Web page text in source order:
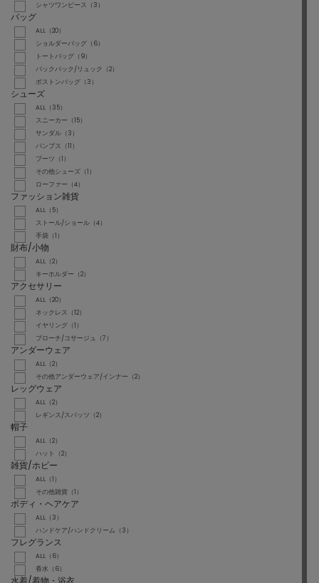
シャツワンピース（3）
バッグ
ALL（20）
ショルダーバッグ（6）
トートバッグ（9）
バックパック/リュック（2）
ボストンバッグ（3）
シューズ
ALL（35）
スニーカー（15）
サンダル（3）
パンプス（11）
ブーツ（1）
その他シューズ（1）
ローファー（4）
ファッション雑貨
ALL（5）
ストール/ショール（4）
手袋（1）
財布/小物
ALL（2）
キーホルダー（2）
アクセサリー
ALL（20）
ネックレス（12）
イヤリング（1）
ブローチ/コサージュ（7）
アンダーウェア
ALL（2）
その他アンダーウェア/インナー（2）
レッグウェア
ALL（2）
レギンス/スパッツ（2）
帽子
ALL（2）
ハット（2）
雑貨/ホビー
ALL（1）
その他雑貨（1）
ボディ・ヘアケア
ALL（3）
ハンドケア/ハンドクリーム（3）
フレグランス
ALL（6）
香水（6）
水着/着物・浴衣